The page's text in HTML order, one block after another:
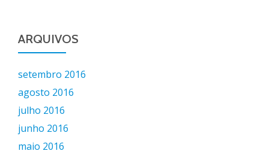
ARQUIVOS
setembro 2016
agosto 2016
julho 2016
junho 2016
maio 2016